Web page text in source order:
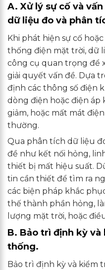
A. Xử lý sự cố và
dữ liệu đo và phân
Khi phát hiện sự cố
thống điện mặt trời, dữ
công cụ quan trọng để
giải quyết vấn đề. Dựa
định các thông số điện
dòng điện hoặc điện áp
giảm, hoặc mất mát
thường.
Qua phân tích dữ liệu
đề như kết nối hỏng,
thiết bị mất hiệu suất.
tin cần thiết để tìm ra
các biện pháp khắc
thế thành phần hỏng,
lượng mặt trời, hoặc
B. Bảo trì định kỳ
thống.
Bảo trì định kỳ và kiểm